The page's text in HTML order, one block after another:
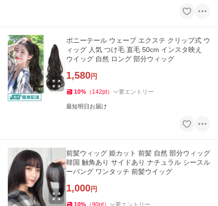
ポニーテール ウェーブ エクステ クリップ式 ウ
ィッグ 人気 つけ毛 直毛 50cm インスタ映え
ウイッグ 自然 ロング 部分ウィッグ
1,580円
10% （ 142pt） 要エントリー
最短明日お届け
前髪ウィッグ 姫カット 前髪 自然 部分ウィッグ
韓国 触角あり サイドあり ナチュラル シースル
ーバング ワンタッチ 前髪ウイッグ
1,000円
10% （90pt） 要エントリー